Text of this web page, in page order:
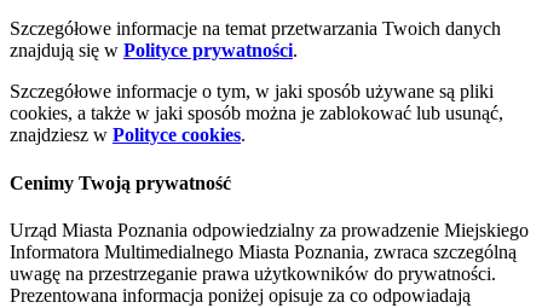
Szczegółowe informacje na temat przetwarzania Twoich danych
znajdują się w Polityce prywatności.
Szczegółowe informacje o tym, w jaki sposób używane są pliki
cookies, a także w jaki sposób można je zablokować lub usunąć,
znajdziesz w Polityce cookies.
Cenimy Twoją prywatność
Urząd Miasta Poznania odpowiedzialny za prowadzenie Miejskiego
Informatora Multimedialnego Miasta Poznania, zwraca szczególną
uwagę na przestrzeganie prawa użytkowników do prywatności.
Prezentowana informacja poniżej opisuje za co odpowiadają